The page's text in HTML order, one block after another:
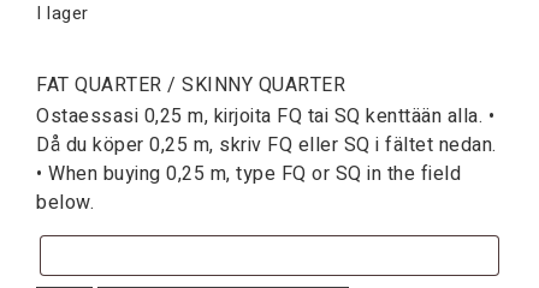
I lager
FAT QUARTER / SKINNY QUARTER
Ostaessasi 0,25 m, kirjoita FQ tai SQ kenttään alla. •
Då du köper 0,25 m, skriv FQ eller SQ i fältet nedan.
• When buying 0,25 m, type FQ or SQ in the field
below.